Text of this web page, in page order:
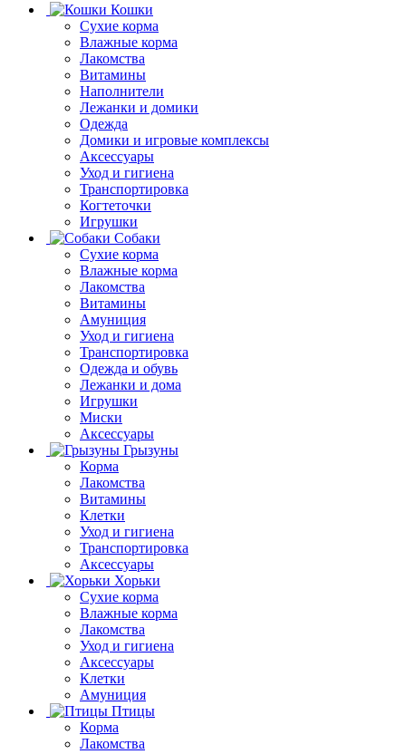
Кошки
Сухие корма
Влажные корма
Лакомства
Витамины
Наполнители
Лежанки и домики
Одежда
Домики и игровые комплексы
Аксессуары
Уход и гигиена
Транспортировка
Когтеточки
Игрушки
Собаки
Сухие корма
Влажные корма
Лакомства
Витамины
Амуниция
Уход и гигиена
Транспортировка
Одежда и обувь
Лежанки и дома
Игрушки
Миски
Аксессуары
Грызуны
Корма
Лакомства
Витамины
Клетки
Уход и гигиена
Транспортировка
Аксессуары
Хорьки
Сухие корма
Влажные корма
Лакомства
Уход и гигиена
Аксессуары
Клетки
Амуниция
Птицы
Корма
Лакомства